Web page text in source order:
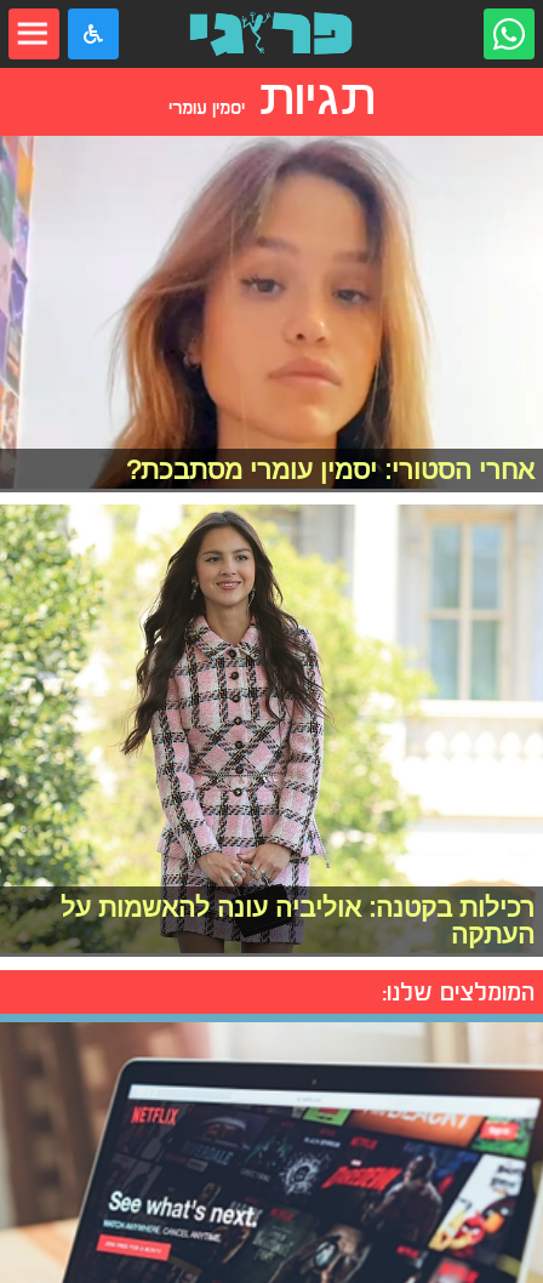
תגיותיסמין עומרי
אחרי הסטורי: יסמין עומרי מסתבכת?
רכילות בקטנה: אוליביה עונה להאשמות על
העתקה
המומלצים שלנו: